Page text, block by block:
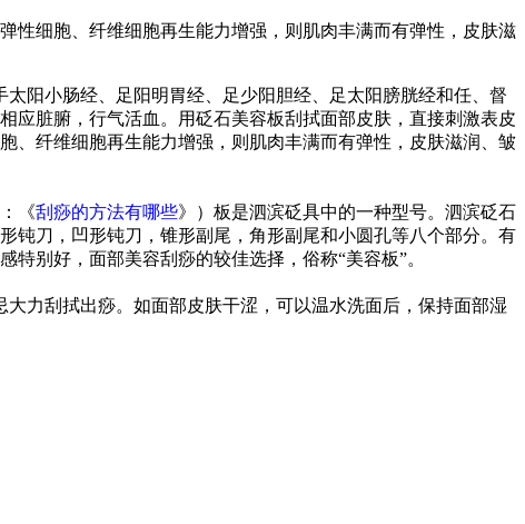
性细胞、纤维细胞再生能力增强，则肌肉丰满而有弹性，皮肤滋
阳小肠经、足阳明胃经、足少阳胆经、足太阳膀胱经和任、督
应脏腑，行气活血。用砭石美容板刮拭面部皮肤，直接刺激表皮
、纤维细胞再生能力增强，则肌肉丰满而有弹性，皮肤滋润、皱
《刮痧的方法有哪些》）板是泗滨砭具中的一种型号。泗滨砭石
钝刀，凹形钝刀，锥形副尾，角形副尾和小圆孔等八个部分。有
别好，面部美容刮痧的较佳选择，俗称“美容板”。
力刮拭出痧。如面部皮肤干涩，可以温水洗面后，保持面部湿